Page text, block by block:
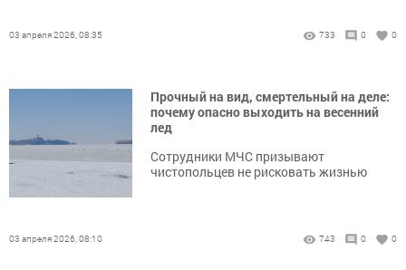
03 апреля 2026, 08:35 733 0 0
Прочный на вид, смертельный на деле:
почему опасно выходить на весенний
лед
Сотрудники МЧС призывают
чистопольцев не рисковать жизнью
03 апреля 2026, 08:10 743 0 0